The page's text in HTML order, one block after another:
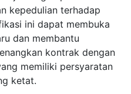
kepedulian terhadap
ini dapat membuka
dan membantu
kontrak dengan
memiliki persyaratan
ketat.